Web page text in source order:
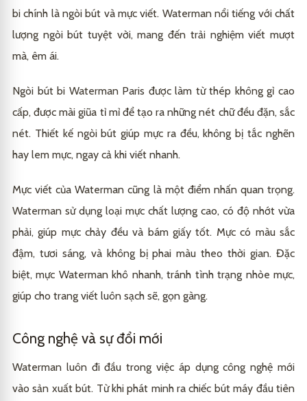
bi chính là ngòi bút và mực viết. Waterman nổi tiếng với chất
lượng ngòi bút tuyệt vời, mang đến trải nghiệm viết mượt
mà, êm ái.
Ngòi bút bi Waterman Paris được làm từ thép không gỉ cao
cấp, được mài giũa tỉ mỉ để tạo ra những nét chữ đều đặn, sắc
nét. Thiết kế ngòi bút giúp mực ra đều, không bị tắc nghẽn
hay lem mực, ngay cả khi viết nhanh.
Mực viết của Waterman cũng là một điểm nhấn quan trọng.
Waterman sử dụng loại mực chất lượng cao, có độ nhớt vừa
phải, giúp mực chảy đều và bám giấy tốt. Mực có màu sắc
đậm, tươi sáng, và không bị phai màu theo thời gian. Đặc
biệt, mực Waterman khô nhanh, tránh tình trạng nhòe mực,
giúp cho trang viết luôn sạch sẽ, gọn gàng.
Công nghệ và sự đổi mới
Waterman luôn đi đầu trong việc áp dụng công nghệ mới
vào sản xuất bút. Từ khi phát minh ra chiếc bút máy đầu tiên